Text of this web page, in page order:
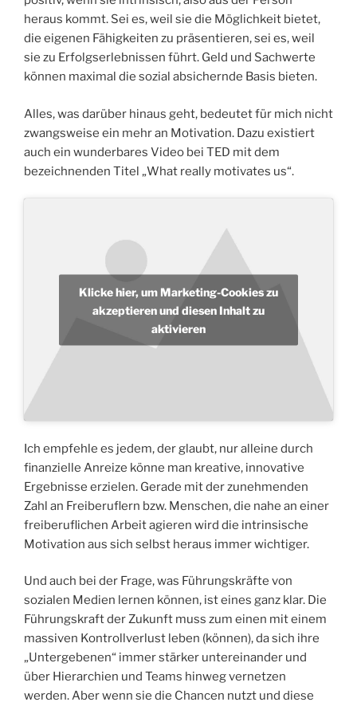
heraus kommt. Sei es, weil sie die Möglichkeit bietet,
die eigenen Fähigkeiten zu präsentieren, sei es, weil
sie zu Erfolgserlebnissen führt. Geld und Sachwerte
können maximal die sozial absichernde Basis bieten.
Alles, was darüber hinaus geht, bedeutet für mich nicht
zwangsweise ein mehr an Motivation. Dazu existiert
auch ein wunderbares Video bei TED mit dem
bezeichnenden Titel „What really motivates us“.
Klicke hier, um Marketing-Cookies zu
akzeptieren und diesen Inhalt zu
aktivieren
Ich empfehle es jedem, der glaubt, nur alleine durch
finanzielle Anreize könne man kreative, innovative
Ergebnisse erzielen. Gerade mit der zunehmenden
Zahl an Freiberuflern bzw. Menschen, die nahe an einer
freiberuflichen Arbeit agieren wird die intrinsische
Motivation aus sich selbst heraus immer wichtiger.
Und auch bei der Frage, was Führungskräfte von
sozialen Medien lernen können, ist eines ganz klar. Die
Führungskraft der Zukunft muss zum einen mit einem
massiven Kontrollverlust leben (können), da sich ihre
„Untergebenen“ immer stärker untereinander und
über Hierarchien und Teams hinweg vernetzen
werden. Aber wenn sie die Chancen nutzt und diese